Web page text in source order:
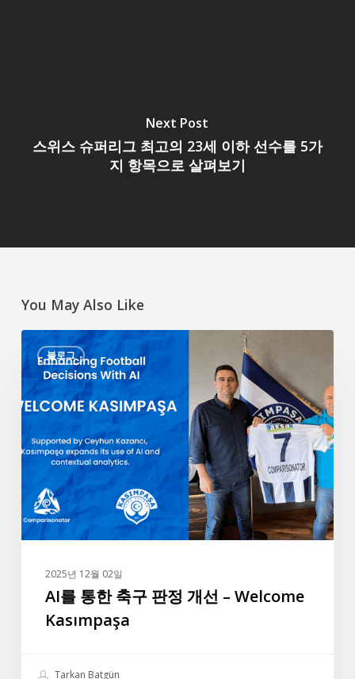
Next Post
스위스 슈퍼리그 최고의 23세 이하 선수를 5가
지 항목으로 살펴보기
You May Also Like
블로그
를
통
한
선
Kasımpaşa
2025년 12월 02일
AI를 통한 축구 판정 개선 – Welcome
Kasımpaşa
Tarkan Batgün